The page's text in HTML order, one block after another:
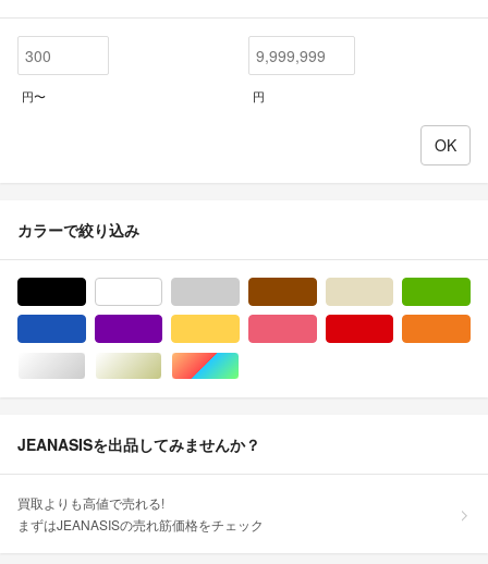
円〜 円
カラーで絞り込み
シルバー/銀色系ゴールド/金色系マルチカラー
JEANASISを出品してみませんか？
買取よりも高値で売れる!
まずはJEANASISの売れ筋価格をチェック